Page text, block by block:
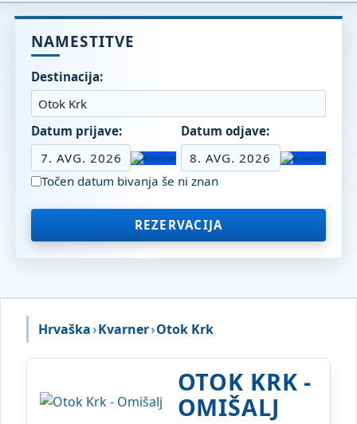
NAMESTITVE
Destinacija:
Datum prijave:
7. AVG. 2026
Datum odjave:
8. AVG. 2026
Točen datum bivanja še ni znan
REZERVACIJA
Hrvaška›Kvarner›Otok Krk
OTOK KRK -
OMIŠALJ